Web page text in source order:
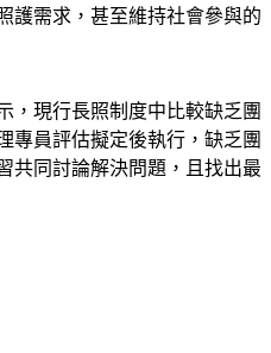
護需求，甚至維持社會參與的
，現行長照制度中比較缺乏團
專員評估擬定後執行，缺乏團
共同討論解決問題，且找出最